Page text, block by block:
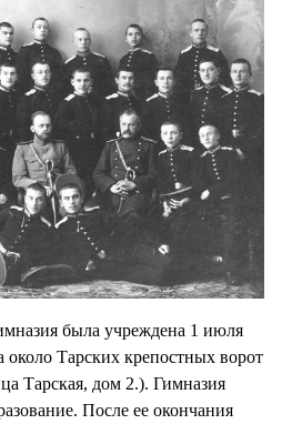
была учреждена 1 июля
около Тарских крепостных ворот
Тарская, дом 2.). Гимназия
После ее окончания